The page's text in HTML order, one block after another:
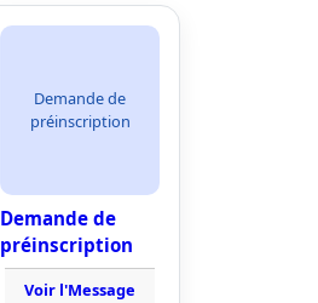
Demande de
préinscription
Demande de
préinscription
Voir l'Message